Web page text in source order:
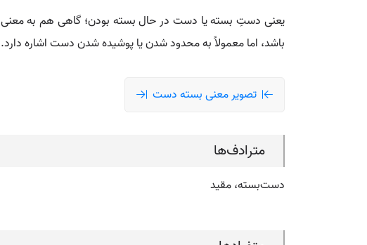
یعنی دستِ بسته یا دست در حال بسته بودن؛ گاهی هم به معنی
باشد، اما معمولاً به محدود شدن یا پوشیده شدن دست اشاره دارد.
تصویر معنی بسته دست
مترادف‌ها
دست‌بسته، مقید